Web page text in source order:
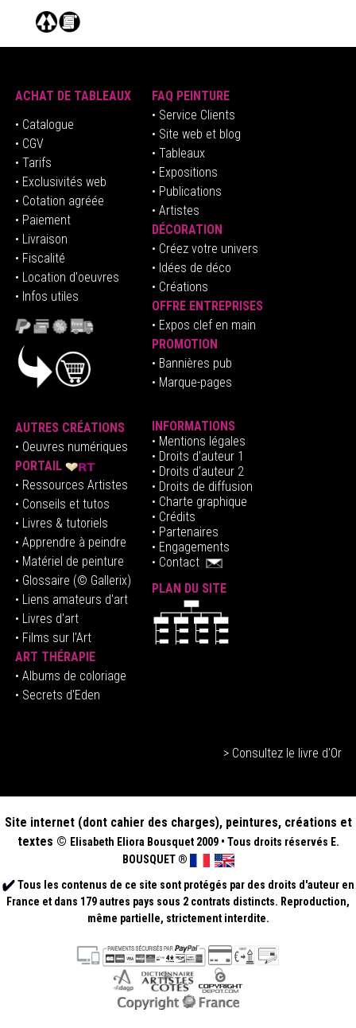
ACHAT DE TABLEAUX
• Catalogue
• CGV
• Tarifs
• Exclusivités web
• Cotation agréée
• Paiement
• Livraison
• Fiscalité
• Location d'oeuvres
• Infos utiles
FAQ PEINTURE
• Service Clients
• Site web et blog
• Tableaux
• Expositions
• Publications
• Artistes
DÉCORATION
• Créez votre univers
• Idées de déco
• Créations
OFFRE ENTREPRISES
• Expos clef en main
PROMOTION
• Bannières pub
• Marque-pages
AUTRES CRÉATIONS
• Oeuvres numériques
PORTAIL
• Ressources Artistes
• Conseils et tutos
• Livres & tutoriels
• Apprendre à peindre
• Matériel de peinture
• Glossaire (© Gallerix)
• Liens amateurs d'art
• Livres d'art
• Films sur l'Art
ART THÉRAPIE
• Albums de coloriage
• Secrets d'Eden
INFORMATIONS
• Mentions légales
• Droits d'auteur1
• Droits d'auteur 2
• Droits de diffusion
• Charte graphique
• Crédits
• Partenaires
• Engagements
• Contact
PLAN DU SITE
> Consultez le livre d'Or
Site internet (dont cahier des charges), peintures, créations et
textes © Elisabeth Eliora Bousquet 2009 • Tous droits réservés E.
BOUSQUET ®
Tous les contenus de ce site sont protégés par des droits d'auteur en
France et dans 179 autres pays sous 2 contrats distincts. Reproduction,
même partielle, strictement interdite.